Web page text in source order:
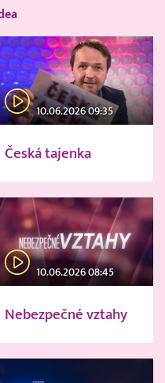
10.06.2026 09:35
Česká tajenka
10.06.2026 08:45
Nebezpečné vztahy